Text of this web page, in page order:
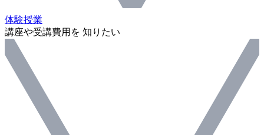
体験授業
講座や受講費用を 知りたい